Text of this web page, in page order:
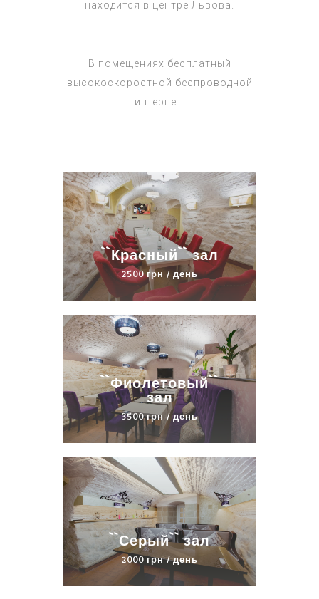
находится в центре Львова.
В помещениях бесплатный
высокоскоростной беспроводной
интернет.
``Красный`` зал
2500 грн / день
``Фиолетовый``
зал
3500 грн / день
``Серый`` зал
2000 грн / день